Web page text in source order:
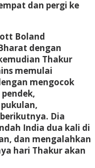
dan pergi ke
Boland
dengan
Thakur
memulai
mengocok
Dia
India dua kali di
dan mengalahkan
hari Thakur akan